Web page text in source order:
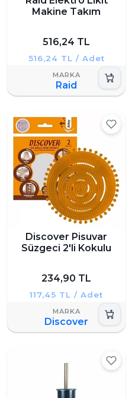
Makine Takım
516,24 TL
516,24 TL / Adet
Raid
Discover Pisuvar
Süzgeci 2'li Kokulu
234,90 TL
117,45 TL / Adet
Discover